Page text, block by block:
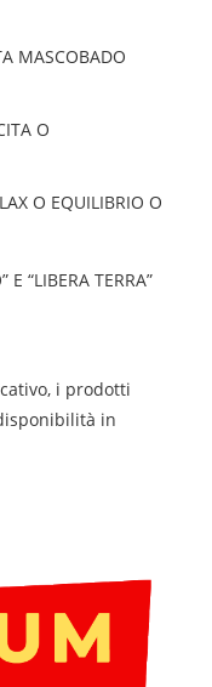
MASCOBADO
O
O EQUILIBRIO O
E “LIBERA TERRA”
i prodotti
in